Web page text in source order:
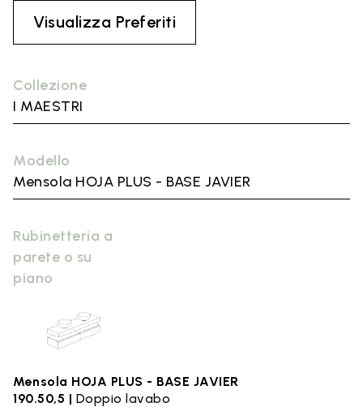
Collezione
I MAESTRI
Modello
Mensola HOJA PLUS - BASE JAVIER
Rubinetteria a
parete o su
piano
Mensola HOJA PLUS - BASE JAVIER
190.50,5 | Doppio lavabo
Visualizza Preferiti